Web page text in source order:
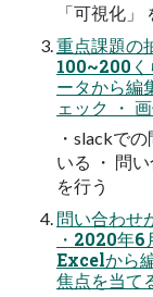
「可視化」
重点課題の
100~200く
ータから編
ェック ・
・slackで
いる ・ 問
を行う
問い合わせ
・2020年6
Excelから
焦点を当て